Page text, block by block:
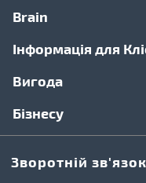
Brain
Інформація для
Вигода
Бізнесу
Зворотній зв'язок